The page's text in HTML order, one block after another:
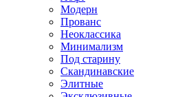
Модерн
Прованс
Неоклассика
Минимализм
Под старину
Скандинавские
Элитные